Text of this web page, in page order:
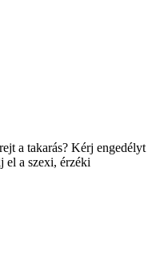
a takarás? Kérj engedélyt
el a szexi, érzéki